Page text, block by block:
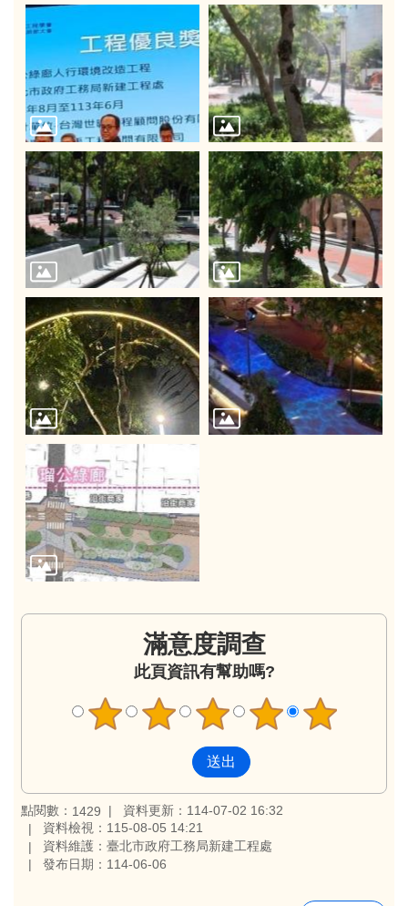
滿意度調查
此頁資訊有幫助嗎?
點閱數： 1429
資料更新：114-07-02 16:32
資料檢視：115-08-05 14:21
資料維護：臺北市政府工務局新建工程處
發布日期：114-06-06